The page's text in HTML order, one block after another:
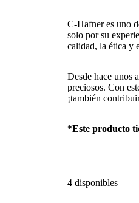
C-Hafner es uno
solo por su
calidad, la ética y
Desde hace unos
preciosos. Con
¡también
*Este producto
4 disponibles